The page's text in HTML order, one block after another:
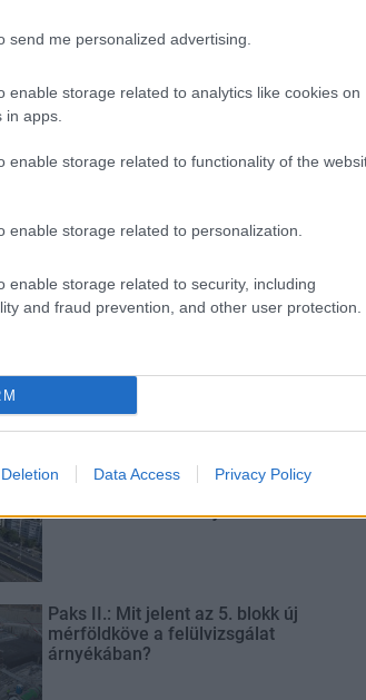
send me personalized advertising.
enable storage related to analytics like cookies on
apps.
enable storage related to functionality of the
enable storage related to personalization.
enable storage related to security, including
and fraud prevention, and other user protection.
Data Access Privacy Policy
Helyi hírek
Idén is PajTáska, egy táskányi
segítség a paksi
be a Flórián téri felüljárón
Paks II.: Mit jelent az 5. blokk új
mérföldköve a felülvizsgálat
árnyékában?